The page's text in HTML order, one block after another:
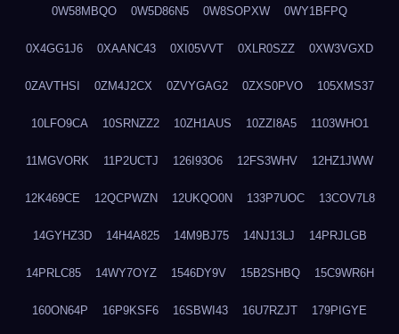
0W58MBQO 0W5D86N5 0W8SOPXW 0WY1BFPQ
0X4GG1J6 0XAANC43 0XI05VVT 0XLR0SZZ 0XW3VGXD
0ZAVTHSI 0ZM4J2CX 0ZVYGAG2 0ZXS0PVO 105XMS37
10LFO9CA 10SRNZZ2 10ZH1AUS 10ZZI8A5 1103WHO1
11MGVORK 11P2UCTJ 126I93O6 12FS3WHV 12HZ1JWW
12K469CE 12QCPWZN 12UKQO0N 133P7UOC 13COV7L8
14GYHZ3D 14H4A825 14M9BJ75 14NJ13LJ 14PRJLGB
14PRLC85 14WY7OYZ 1546DY9V 15B2SHBQ 15C9WR6H
160ON64P 16P9KSF6 16SBWI43 16U7RZJT 179PIGYE